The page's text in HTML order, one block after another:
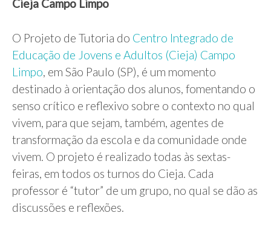
Cieja Campo Limpo
O Projeto de Tutoria do Centro Integrado de
Educação de Jovens e Adultos (Cieja) Campo
Limpo, em São Paulo (SP), é um momento
destinado à orientação dos alunos, fomentando o
senso crítico e reflexivo sobre o contexto no qual
vivem, para que sejam, também, agentes de
transformação da escola e da comunidade onde
vivem. O projeto é realizado todas às sextas-
feiras, em todos os turnos do Cieja. Cada
professor é “tutor” de um grupo, no qual se dão as
discussões e reflexões.